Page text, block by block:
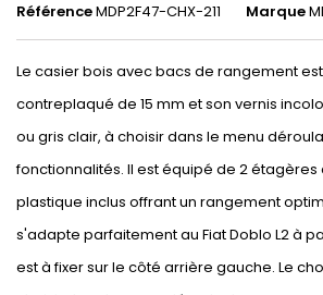
RéférenceMDP2F47-CHX-211 Marque
Le casier bois avec bacs de rangement
contreplaqué de 15 mm et son vernis
ou gris clair, à choisir dans le menu
fonctionnalités. Il est équipé de 2 étagères
plastique inclus offrant un rangement
s'adapte parfaitement au Fiat Doblo L2 à
est à fixer sur le côté arrière gauche. Le